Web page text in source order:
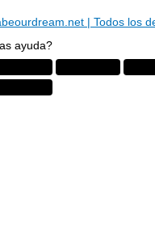
| Todos los
ayuda?